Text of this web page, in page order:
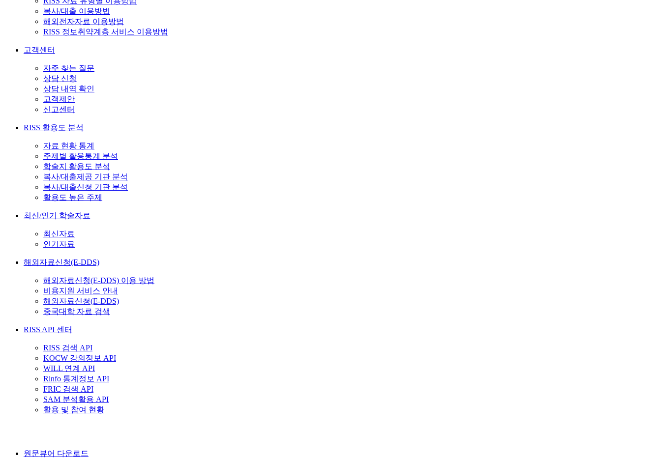
복사/대출 이용방법
해외전자자료 이용방법
RISS 정보취약계층 서비스 이용방법
고객센터
자주 찾는 질문
상담 신청
상담 내역 확인
고객제안
신고센터
RISS 활용도 분석
자료 현황 통계
주제별 활용통계 분석
학술지 활용도 분석
복사/대출제공 기관 분석
복사/대출신청 기관 분석
활용도 높은 주제
최신/인기 학술자료
최신자료
인기자료
해외자료신청(E-DDS)
해외자료신청(E-DDS) 이용 방법
비용지원 서비스 안내
해외자료신청(E-DDS)
중국대학 자료 검색
RISS API 센터
RISS 검색 API
KOCW 강의정보 API
WILL 연계 API
Rinfo 통계정보 API
FRIC 검색 API
SAM 분석활용 API
활용 및 참여 현황
원문뷰어 다운로드